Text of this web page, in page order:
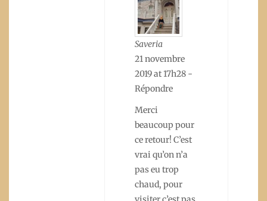
Saveria
21 novembre
2019 at 17h28 -
Répondre
Merci
beaucoup pour
ce retour! C’est
vrai qu’on n’a
pas eu trop
chaud, pour